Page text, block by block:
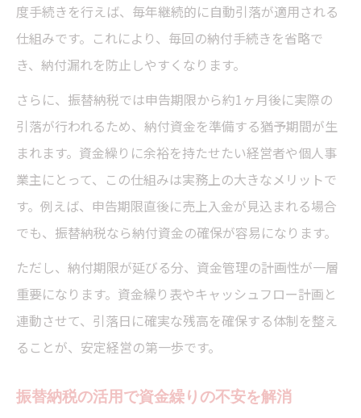
度手続きを行えば、毎年継続的に自動引落が適用される
仕組みです。これにより、毎回の納付手続きを省略で
き、納付漏れを防止しやすくなります。
さらに、振替納税では申告期限から約1ヶ月後に実際の
引落が行われるため、納付資金を準備する猶予期間が生
まれます。資金繰りに余裕を持たせたい経営者や個人事
業主にとって、この仕組みは実務上の大きなメリットで
す。例えば、申告期限直後に売上入金が見込まれる場合
でも、振替納税なら納付資金の確保が容易になります。
ただし、納付期限が延びる分、資金管理の計画性が一層
重要になります。資金繰り表やキャッシュフロー計画と
連動させて、引落日に確実な残高を確保する体制を整え
ることが、安定経営の第一歩です。
振替納税の活用で資金繰りの不安を解消